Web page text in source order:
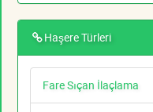
Haşere Türleri
Fare Sıçan İlaçlama